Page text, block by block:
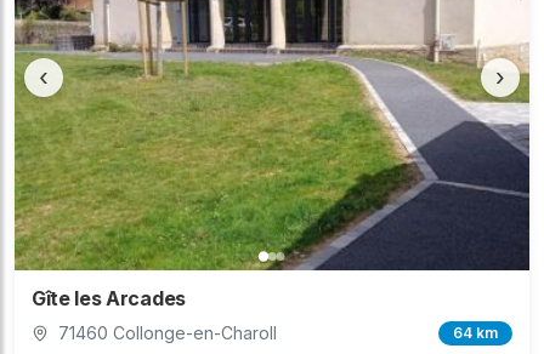
‹ ›
Gîte les Arcades
71460 Collonge-en-Charoll 64 km